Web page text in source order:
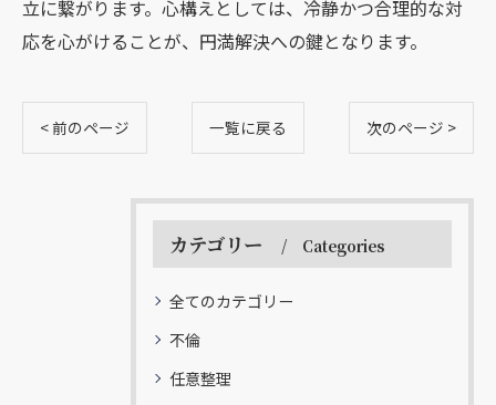
立に繋がります。心構えとしては、冷静かつ合理的な対
応を心がけることが、円満解決への鍵となります。
< 前のページ 一覧に戻る 次のページ >
カテゴリー Categories
全てのカテゴリー
不倫
任意整理